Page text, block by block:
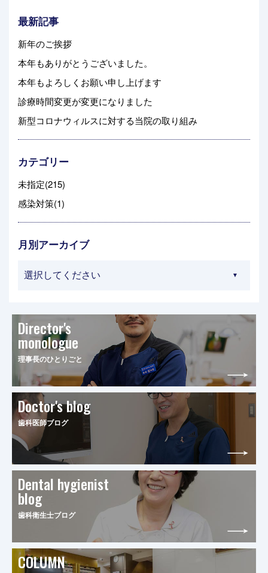
最新記事
新年のご挨拶
本年もありがとうございました。
本年もよろしくお願い申し上げます
診療時間変更が変更になりました
新型コロナウィルスに対する当院の取り組み
カテゴリー
未指定(215)
感染対策(1)
月別アーカイブ
Director's
monologue
理事長のひとりごと
Doctor's blog
歯科医師ブログ
Dental hygienist
blog
歯科衛生士ブログ
COLUMN